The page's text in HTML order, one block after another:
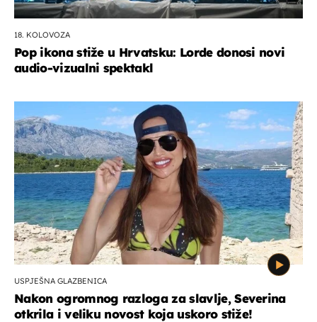
18. KOLOVOZA
Pop ikona stiže u Hrvatsku: Lorde donosi novi
audio-vizualni spektakl
USPJEŠNA GLAZBENICA
Nakon ogromnog razloga za slavlje, Severina
otkrila i veliku novost koja uskoro stiže!